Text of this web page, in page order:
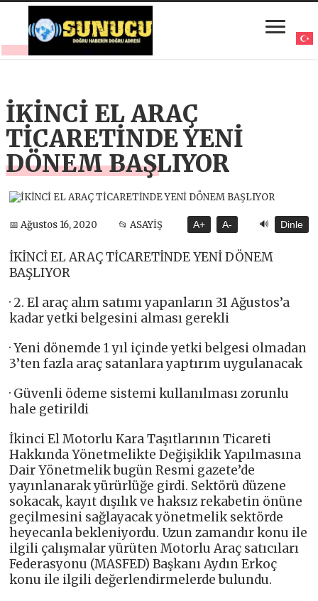
İKİNCİ EL ARAÇ
TİCARETİNDE YENİ
DÖNEM BAŞLIYOR
📅 Ağustos 16, 2020 📂 ASAYİŞ A+ A- 🔊 Dinle
İKİNCİ EL ARAÇ TİCARETİNDE YENİ DÖNEM
BAŞLIYOR
· 2. El araç alım satımı yapanların 31 Ağustos’a
kadar yetki belgesini alması gerekli
· Yeni dönemde 1 yıl içinde yetki belgesi olmadan
3’ten fazla araç satanlara yaptırım uygulanacak
· Güvenli ödeme sistemi kullanılması zorunlu
hale getirildi
İkinci El Motorlu Kara Taşıtlarının Ticareti
Hakkında Yönetmelikte Değişiklik Yapılmasına
Dair Yönetmelik bugün Resmi gazete’de
yayınlanarak yürürlüğe girdi. Sektörü düzene
sokacak, kayıt dışılık ve haksız rekabetin önüne
geçilmesini sağlayacak yönetmelik sektörde
heyecanla bekleniyordu. Uzun zamandır konu ile
ilgili çalışmalar yürüten Motorlu Araç satıcıları
Federasyonu (MASFED) Başkanı Aydın Erkoç
konu ile ilgili değerlendirmelerde bulundu.